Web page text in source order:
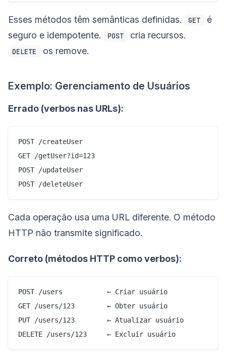
Esses métodos têm semânticas definidas. GET
é
seguro e idempotente.
POST cria recursos.
DELETE os remove.
Exemplo: Gerenciamento de Usuários
Errado (verbos nas URLs):
POST /createUser
GET /getUser?id=123
POST /updateUser
Cada operação usa uma URL diferente. O método
HTTP não transmite significado.
Correto (métodos HTTP como verbos):
POST /users           ← Criar usuário
GET /users/123        ← Obter usuário
PUT /users/123        ← Atualizar usuário